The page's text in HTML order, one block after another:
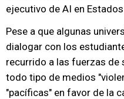
ejecutivo de AI en
Pese a que algunas
dialogar con los
recurrido a las fuerzas de
todo tipo de medios
"pacíficas" en favor de la